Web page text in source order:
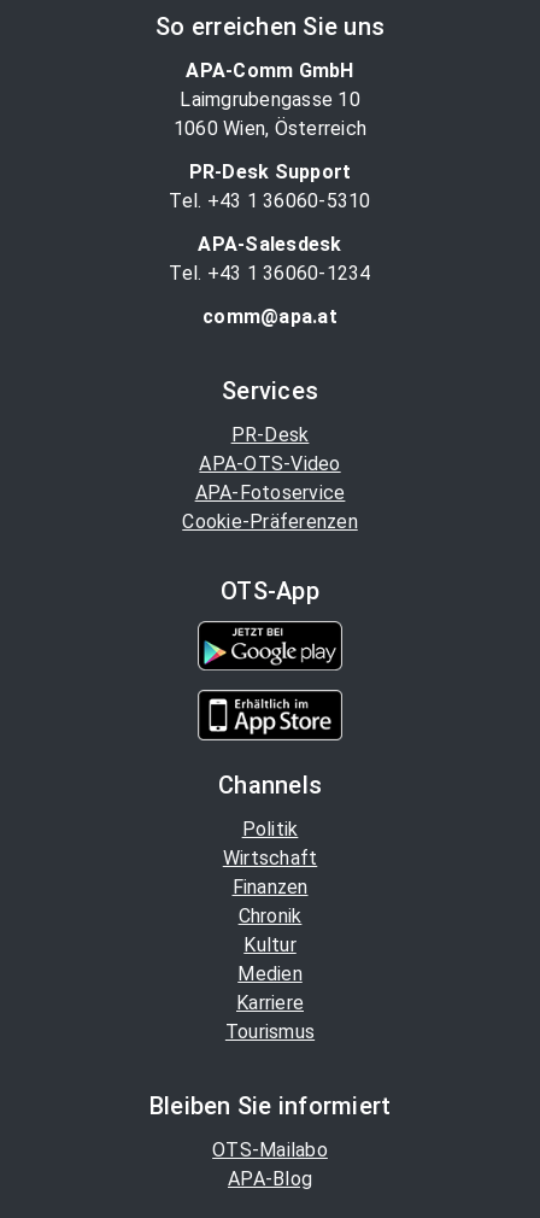
So erreichen Sie uns
APA-Comm GmbH
Laimgrubengasse 10
1060 Wien, Österreich
PR-Desk Support
Tel. +43 1 36060-5310
APA-Salesdesk
Tel. +43 1 36060-1234
comm@apa.at
Services
PR-Desk
APA-OTS-Video
APA-Fotoservice
Cookie-Präferenzen
OTS-App
Channels
Politik
Wirtschaft
Finanzen
Chronik
Kultur
Medien
Karriere
Tourismus
Bleiben Sie informiert
OTS-Mailabo
APA-Blog